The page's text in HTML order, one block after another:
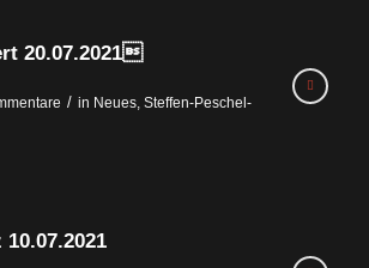
20.07.2021
/ in Neues, Steffen-Peschel-